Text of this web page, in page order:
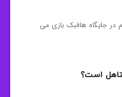
در جایگاه هافبک بازی می
است؟